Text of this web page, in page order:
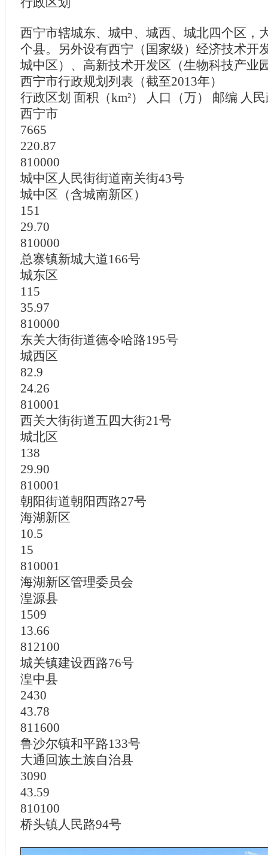
西宁市辖城东、城中、城西、城北四个区，
个县。另外设有西宁（国家级）经济技术开
城中区）、高新技术开发区（生物科技产业
西宁市行政规划列表（截至2013年）
行政区划 面积（km²） 人口（万） 邮编 人
西宁市
7665
220.87
810000
城中区人民街街道南关街43号
城中区（含城南新区）
151
29.70
810000
总寨镇新城大道166号
城东区
115
35.97
810000
东关大街街道德令哈路195号
城西区
82.9
24.26
810001
西关大街街道五四大街21号
城北区
138
29.90
810001
朝阳街道朝阳西路27号
海湖新区
10.5
15
810001
海湖新区管理委员会
湟源县
1509
13.66
812100
城关镇建设西路76号
湟中县
2430
43.78
811600
鲁沙尔镇和平路133号
大通回族土族自治县
3090
43.59
810100
桥头镇人民路94号